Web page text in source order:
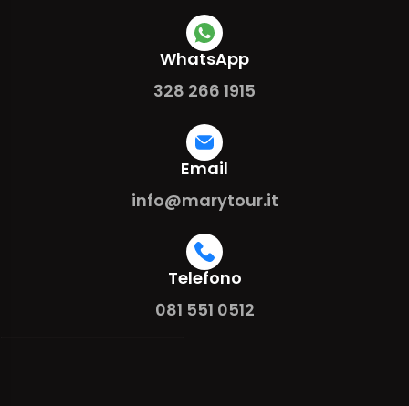
WhatsApp
328 266 1915
Email
info@marytour.it
Telefono
081 551 0512